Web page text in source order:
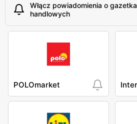
Włącz powiadomienia o
handlowych
POLOmarket